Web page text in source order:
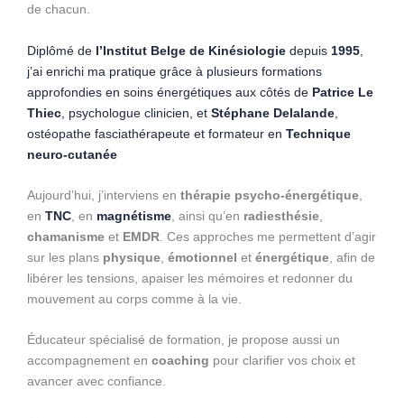
de chacun.
Diplômé de l’Institut Belge de Kinésiologie depuis 1995
j’ai enrichi ma pratique grâce à plusieurs formations
approfondies en soins énergétiques aux côtés de Patrice Le
Thiec , psychologue clinicien, et Stéphane Delalande
ostéopathe fasciathérapeute et formateur en Technique
neuro-cutanée
Aujourd’hui, j’interviens en thérapie psycho-énergétique
en TNC , en magnétisme , ainsi qu’en radiesthésie
chamanisme et EMDR . Ces approches me permettent d’agir
sur les plans physique émotionnel et énergétique , afin de
libérer les tensions, apaiser les mémoires et redonner du
mouvement au corps comme à la vie.
Éducateur spécialisé de formation, je propose aussi un
accompagnement en coaching pour clarifier vos choix et
avancer avec confiance.